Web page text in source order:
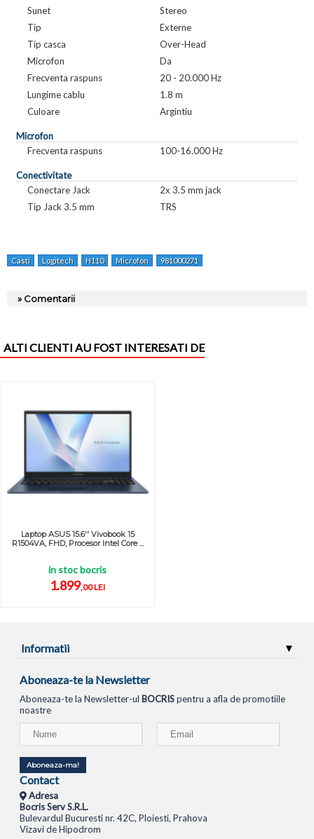
Sunet
Stereo
Tip
Externe
Tip casca
Over-Head
Microfon
Da
Frecventa raspuns
20 - 20.000 Hz
Lungime cablu
1.8 m
Culoare
Argintiu
Microfon
Frecventa raspuns
100-16.000 Hz
Conectivitate
Conectare Jack
2x 3.5 mm jack
Tip Jack 3.5 mm
TRS
Casti Logitech H110 Microfon 981000271
» Comentarii
ALTI CLIENTI AU FOST INTERESATI DE
Laptop ASUS 15.6'' Vivobook 15
R1504VA, FHD, Procesor Intel Core ...
in stoc bocris
1.899,00 LEI
Informatii
Aboneaza-te la Newsletter
Aboneaza-te la Newsletter-ul BOCRISpentru a afla de promotiile
noastre
Aboneaza-ma!
Contact
Adresa
Bocris Serv S.R.L.
Bulevardul Bucuresti nr. 42C, Ploiesti, Prahova
Vizavi de Hipodrom